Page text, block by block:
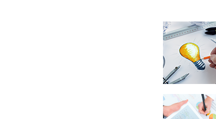
FRANÇAIS/
25 avril 2022
Afin
au mieux les
réfugiés
ukrainiens
en France,...
FEUILLETER